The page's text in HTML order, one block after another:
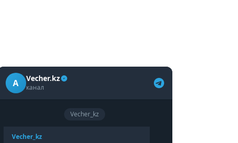
A Vecher.kz
канал
Vecher_kz
Vecher_kz